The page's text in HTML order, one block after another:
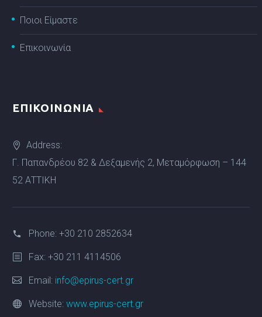
Ποιοι Είμαστε
Επικοινωνία
ΕΠΙΚΟΙΝΩΝΙΑ
Address:
Γ. Παπανδρέου 82 & Δεξαμενής 2, Μεταμόρφωση – 144
52 ΑΤΤΙΚΗ
Phone: +30 210 2852634
Fax: +30 211 4114506
Email: info@epirus-cert.gr
Website: www.epirus-cert.gr